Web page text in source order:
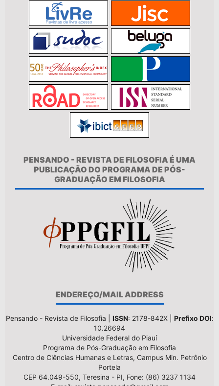
PENSANDO - REVISTA DE FILOSOFIA É UMA
PUBLICAÇÃO DO PROGRAMA DE PÓS-
GRADUAÇÃO EM FILOSOFIA
ENDEREÇO/MAIL ADDRESS
Pensando - Revista de Filosofia | ISSN: 2178-842X | Prefixo DOI:
10.26694
Universidade Federal do Piauí
Programa de Pós-Graduação em Filosofia
Centro de Ciências Humanas e Letras, Campus Min. Petrônio
Portela
CEP 64.049-550, Teresina - PI, Fone: (86) 3237 1134